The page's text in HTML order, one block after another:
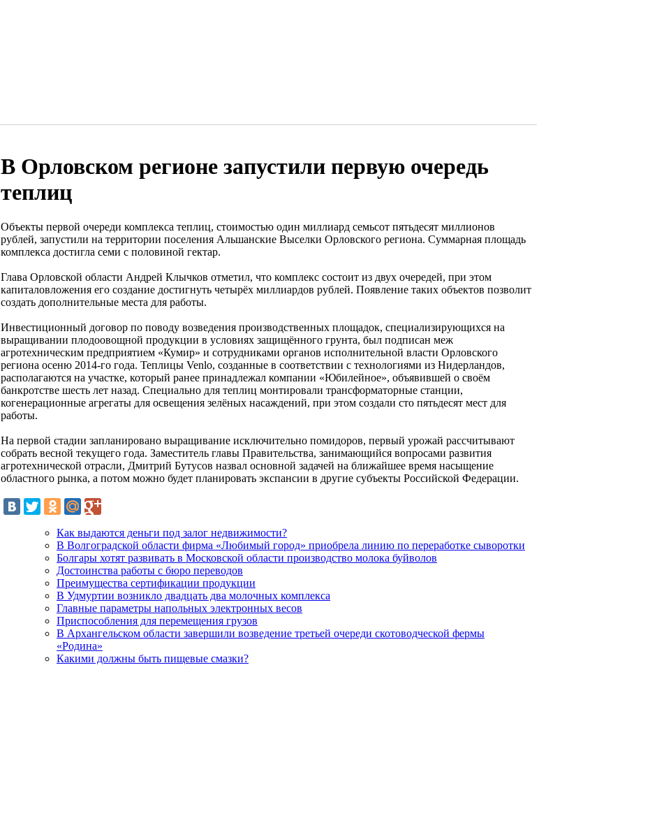
В Орловском регионе запустили первую очередь
теплиц
Объекты первой очереди комплекса теплиц, стоимостью один миллиард семьсот пятьдесят миллионов
рублей, запустили на территории поселения Альшанские Выселки Орловского региона. Суммарная площадь
комплекса достигла семи с половиной гектар.
Глава Орловской области Андрей Клычков отметил, что комплекс состоит из двух очередей, при этом
капиталовложения его создание достигнуть четырёх миллиардов рублей. Появление таких объектов позволит
создать дополнительные места для работы.
Инвестиционный договор по поводу возведения производственных площадок, специализирующихся на
выращивании плодоовощной продукции в условиях защищённого грунта, был подписан меж
агротехническим предприятием «Кумир» и сотрудниками органов исполнительной власти Орловского
региона осеню 2014-го года. Теплицы Venlo, созданные в соответствии с технологиями из Нидерландов,
располагаются на участке, который ранее принадлежал компании «Юбилейное», объявившей о своём
банкротстве шесть лет назад. Специально для теплиц монтировали трансформаторные станции,
когенерационные агрегаты для освещения зелёных насаждений, при этом создали сто пятьдесят мест для
работы.
На первой стадии запланировано выращивание исключительно помидоров, первый урожай рассчитывают
собрать весной текущего года. Заместитель главы Правительства, занимающийся вопросами развития
агротехнической отрасли, Дмитрий Бутусов назвал основной задачей на ближайшее время насыщение
областного рынка, а потом можно будет планировать экспансии в другие субъекты Российской Федерации.
Как выдаются деньги под залог недвижимости?
В Волгоградской области фирма «Любимый город» приобрела линию по переработке сыворотки
Болгары хотят развивать в Московской области производство молока буйволов
Достоинства работы с бюро переводов
Преимущества сертификации продукции
В Удмуртии возникло двадцать два молочных комплекса
Главные параметры напольных электронных весов
Приспособления для перемещения грузов
В Архангельском области завершили возведение третьей очереди скотоводческой фермы
«Родина»
Какими должны быть пищевые смазки?